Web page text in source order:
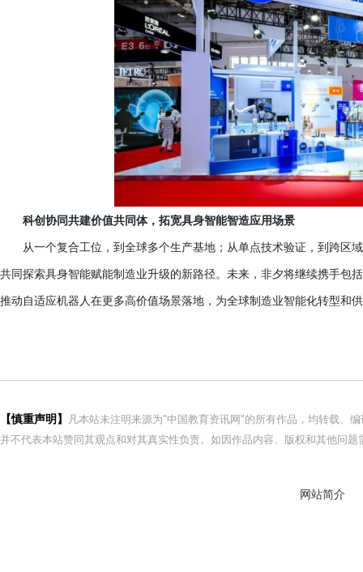
科创协同共建价值共同体，拓宽具身智能智造应用场景
从一个复合工位，到全球多个生产基地；从单点技术验证，到跨区
共同探索具身智能赋能制造业升级的新路径。未来，非夕将继续携手包
推动自适应机器人在更多高价值场景落地，为全球制造业智能化转型和
【慎重声明】
凡本站未注明来源为"中国教育资讯网"的所有作品，均转载、
并不代表本站赞同其观点和对其真实性负责。如因作品内容、版权和其他问
网站简介